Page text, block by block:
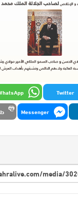
Twitter
Messenger